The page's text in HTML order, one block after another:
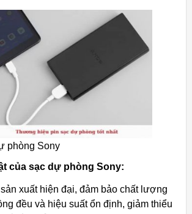
phòng Sony
của sạc dự phòng Sony:
xuất hiện đại, đảm bảo chất lượng
đều và hiệu suất ổn định, giảm thiểu